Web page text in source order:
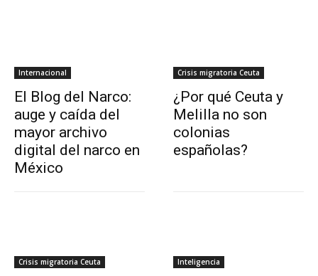
Internacional
El Blog del Narco:
auge y caída del
mayor archivo
digital del narco en
México
Crisis migratoria Ceuta
¿Por qué Ceuta y
Melilla no son
colonias
españolas?
Crisis migratoria Ceuta Inteligencia